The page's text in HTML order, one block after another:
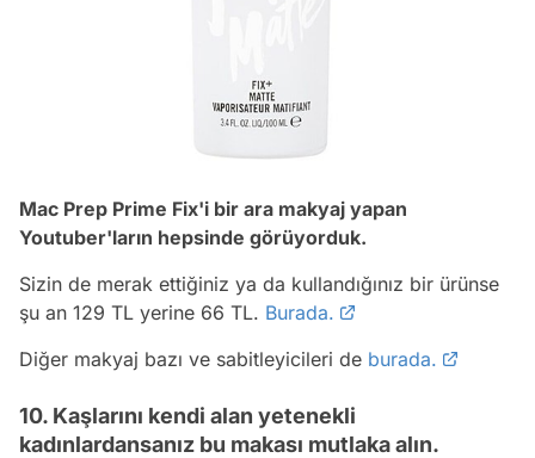
Mac Prep Prime Fix'i bir ara makyaj yapan
Youtuber'ların hepsinde görüyorduk.
Sizin de merak ettiğiniz ya da kullandığınız bir ürünse
şu an 129 TL yerine 66 TL. Burada.
Diğer makyaj bazı ve sabitleyicileri de burada.
10. Kaşlarını kendi alan yetenekli
kadınlardansanız bu makası mutlaka alın.